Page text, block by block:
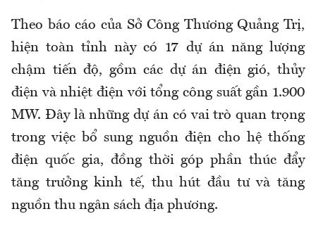
Theo báo cáo của Sở Công Thương Quảng Trị,
hiện toàn tỉnh này có 17 dự án năng lượng
chậm tiến độ, gồm các dự án điện gió, thủy
điện và nhiệt điện với tổng công suất gần 1.900
MW. Đây là những dự án có vai trò quan trọng
trong việc bổ sung nguồn điện cho hệ thống
điện quốc gia, đồng thời góp phần thúc đẩy
tăng trưởng kinh tế, thu hút đầu tư và tăng
nguồn thu ngân sách địa phương.